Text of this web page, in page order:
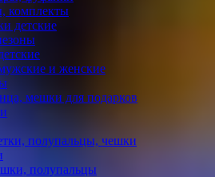
комплекты
детские
и женские
мешки для подарков
полупальцы, чешки
полупальцы